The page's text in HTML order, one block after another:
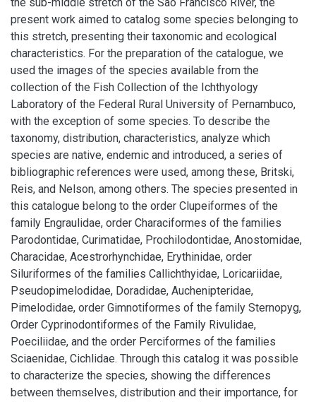
present work aimed to catalog some species belonging to
this stretch, presenting their taxonomic and ecological
characteristics. For the preparation of the catalogue, we
used the images of the species available from the
collection of the Fish Collection of the Ichthyology
Laboratory of the Federal Rural University of Pernambuco,
with the exception of some species. To describe the
taxonomy, distribution, characteristics, analyze which
species are native, endemic and introduced, a series of
bibliographic references were used, among these, Britski,
Reis, and Nelson, among others. The species presented in
this catalogue belong to the order Clupeiformes of the
family Engraulidae, order Characiformes of the families
Parodontidae, Curimatidae, Prochilodontidae, Anostomidae,
Characidae, Acestrorhynchidae, Erythinidae, order
Siluriformes of the families Callichthyidae, Loricariidae,
Pseudopimelodidae, Doradidae, Auchenipteridae,
Pimelodidae, order Gimnotiformes of the family Sternopyg,
Order Cyprinodontiformes of the Family Rivulidae,
Poeciliidae, and the order Perciformes of the families
Sciaenidae, Cichlidae. Through this catalog it was possible
to characterize the species, showing the differences
between themselves, distribution and their importance, for